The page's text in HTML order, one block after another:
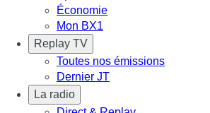
Économie
Mon BX1
Replay TV
Toutes nos émissions
Dernier JT
La radio